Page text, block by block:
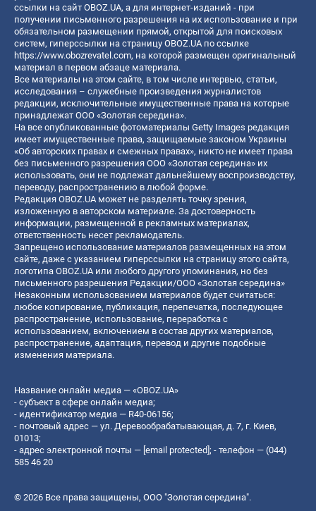
ссылки на сайт OBOZ.UA, а для интернет-изданий - при
получении письменного разрешения на их использование и при
обязательном размещении прямой, открытой для поисковых
систем, гиперссылки на страницу OBOZ.UA по ссылке
https://www.obozrevatel.com, на которой размещен оригинальный
материал в первом абзаце материала.
Все материалы на этом сайте, в том числе интервью, статьи,
исследования – служебные произведения журналистов
редакции, исключительные имущественные права на которые
принадлежат ООО «Золотая середина».
На все опубликованные фотоматериалы Getty Images редакция
имеет имущественные права, защищаемые законом Украины
«Об авторских правах и смежных правах», никто не имеет права
без письменного разрешения ООО «Золотая середина» их
использовать, они не подлежат дальнейшему воспроизводству,
переводу, распространению в любой форме.
Редакция OBOZ.UA может не разделять точку зрения,
изложенную в авторском материале. За достоверность
информации, размещенной в рекламных материалах,
ответственность несет рекламодатель.
Запрещено использование материалов размещенных на этом
сайте, даже с указанием гиперссылки на страницу этого сайта,
логотипа OBOZ.UA или любого другого упоминания, но без
письменного разрешения Редакции/ООО «Золотая середина»
Незаконным использованием материалов будет считаться:
любое копирование, публикация, перепечатка, последующее
распространение, использование, переработка с
использованием, включением в состав других материалов,
распространение, адаптация, перевод и другие подобные
изменения материала.
Название онлайн медиа — «OBOZ.UA»
- субъект в сфере онлайн медиа;
- идентификатор медиа — R40-06156;
- почтовый адрес — ул. Деревообрабатывающая, д. 7, г. Киев,
01013;
- адрес электронной почты — [email protected]; - телефон — (044)
585 46 20
© 2026 Все права защищены, ООО "Золотая середина".